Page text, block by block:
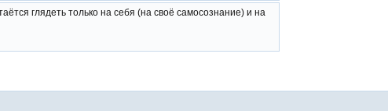
глядеть только на себя (на своё самосознание) и на